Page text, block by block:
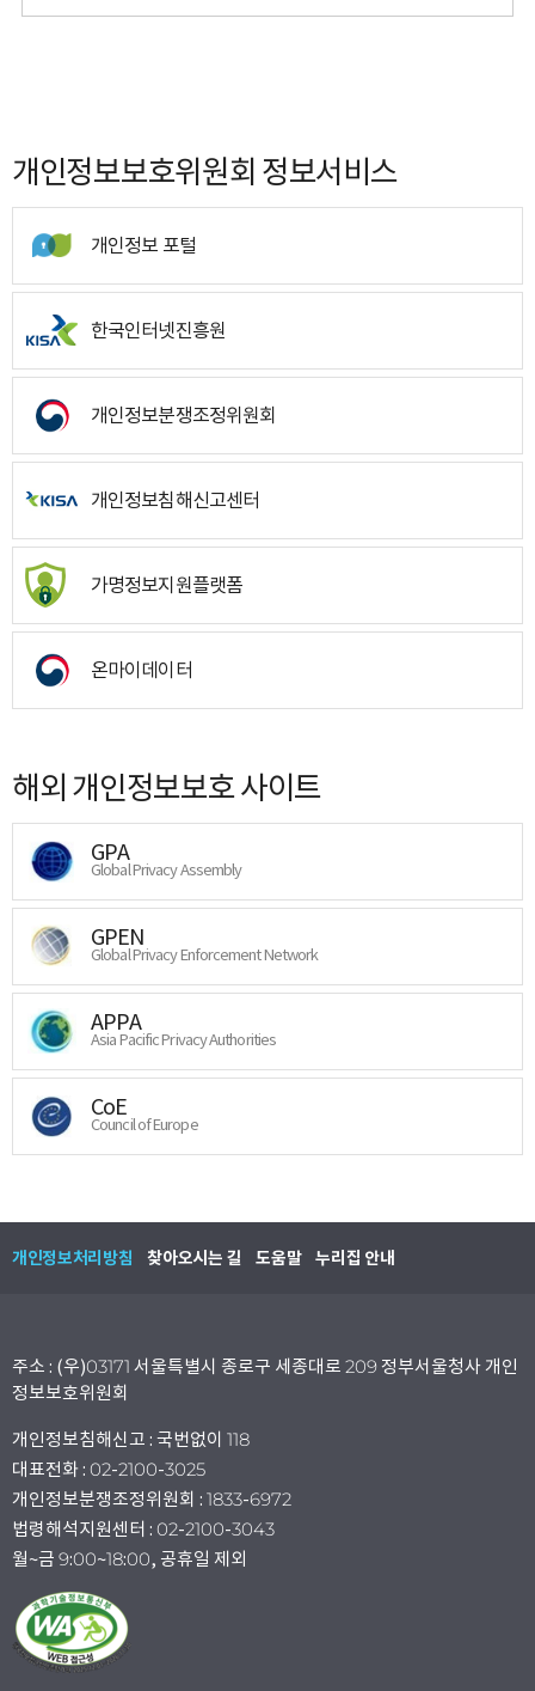
개인정보보호위원회 정보서비스
개인정보 포털
한국인터넷진흥원
개인정보분쟁조정위원회
개인정보침해신고센터
가명정보지원플랫폼
온마이데이터
해외 개인정보보호 사이트
GPA
Global Privacy Assembly
GPEN
Global Privacy Enforcement Network
APPA
Asia Pacific Privacy Authorities
CoE
Council of Europe
개인정보처리방침 찾아오시는 길 도움말 누리집 안내
주소 : (우)03171 서울특별시 종로구 세종대로 209 정부서울청사 개인
정보보호위원회
개인정보침해신고 : 국번없이 118
대표전화 : 02-2100-3025
개인정보분쟁조정위원회 : 1833-6972
법령해석지원센터 : 02-2100-3043
월~금 9:00~18:00, 공휴일 제외